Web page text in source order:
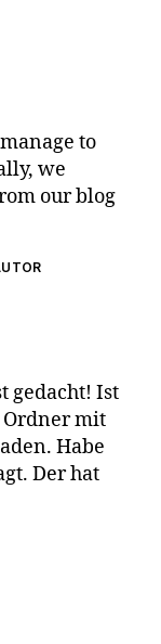
to
we
our blog
gedacht! Ist
Ordner mit
Habe
Der hat